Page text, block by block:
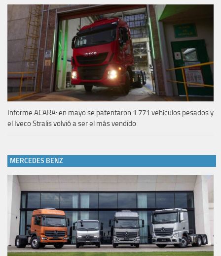
Informe ACARA: en mayo se patentaron 1.771 vehículos pesados y
el Iveco Stralis volvió a ser el más vendido
MERCEDES BENZ